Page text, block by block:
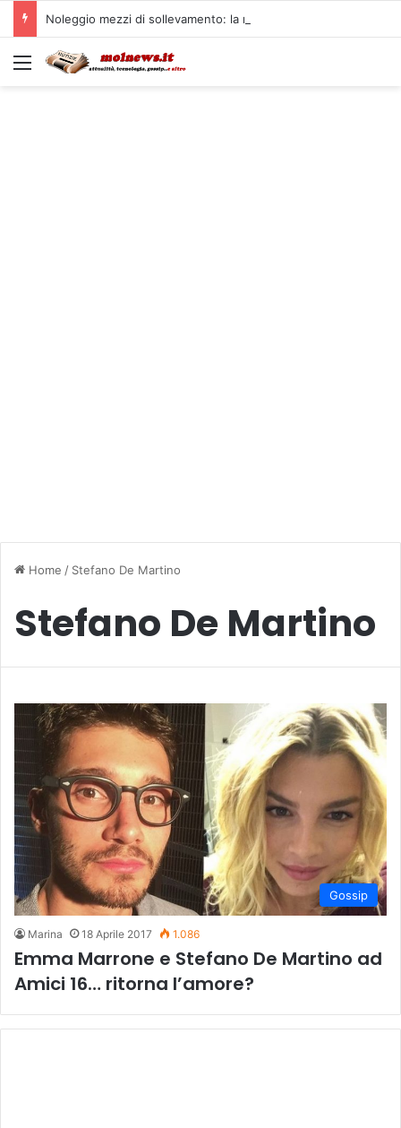
Noleggio mezzi di sollevamento: la migliore soluzione
Menu
Home / Stefano De Martino
Stefano De Martino
Gossip
Marina 18 Aprile 2017 1.086
Emma Marrone e Stefano De Martino ad
Amici 16… ritorna l’amore?